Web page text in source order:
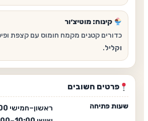
קינוח: מוטיצ׳ור
כדורים קטנים מקמח חומוס עם קצפת
וקליל.
פרטים חשובים
שעות פתיחה ראשון–חמישי